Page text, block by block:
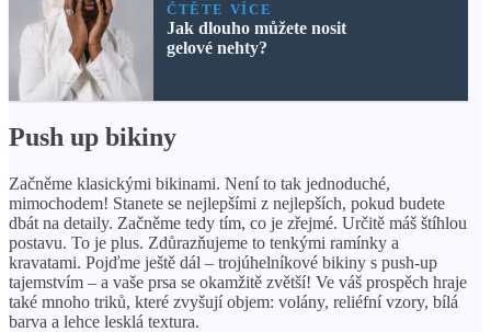
ČTĚTE VÍCE
Jak dlouho můžete nosit
gelové nehty?
Push up bikiny
Začněme klasickými bikinami. Není to tak jednoduché,
mimochodem! Stanete se nejlepšími z nejlepších, pokud budete
dbát na detaily. Začněme tedy tím, co je zřejmé. Určitě máš štíhlou
postavu. To je plus. Zdůrazňujeme to tenkými ramínky a
kravatami. Pojďme ještě dál – trojúhelníkové bikiny s push-up
tajemstvím – a vaše prsa se okamžitě zvětší! Ve váš prospěch hraje
také mnoho triků, které zvyšují objem: volány, reliéfní vzory, bílá
barva a lehce lesklá textura.